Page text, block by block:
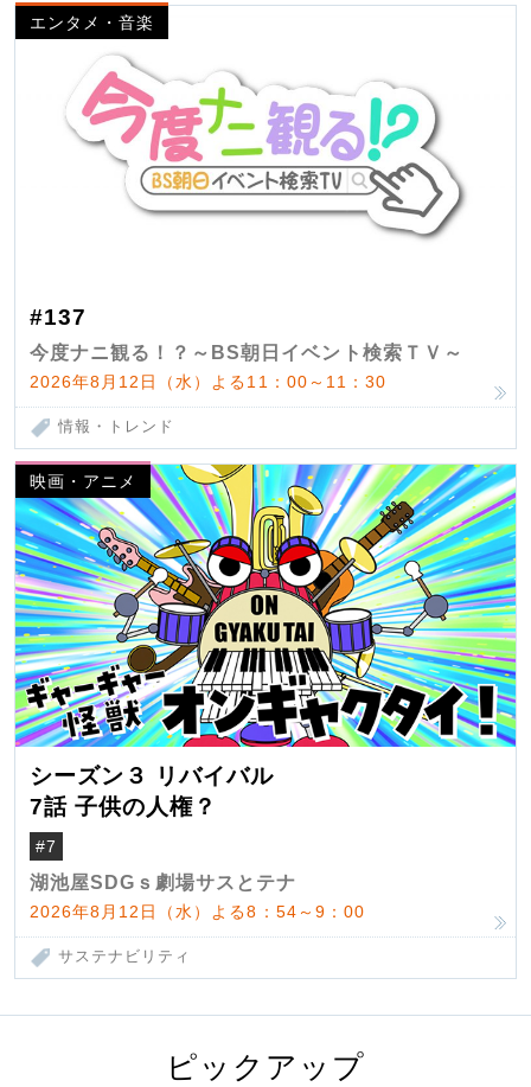
エンタメ・音楽
#137
今度ナニ観る！？～BS朝日イベント検索ＴＶ～
2026年8月12日（水）よる11：00～11：30
情報・トレンド
映画・アニメ
シーズン３ リバイバル
7話 子供の人権？
#7
湖池屋SDGｓ劇場サスとテナ
2026年8月12日（水）よる8：54～9：00
サステナビリティ
ピックアップ